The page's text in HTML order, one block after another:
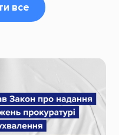
все